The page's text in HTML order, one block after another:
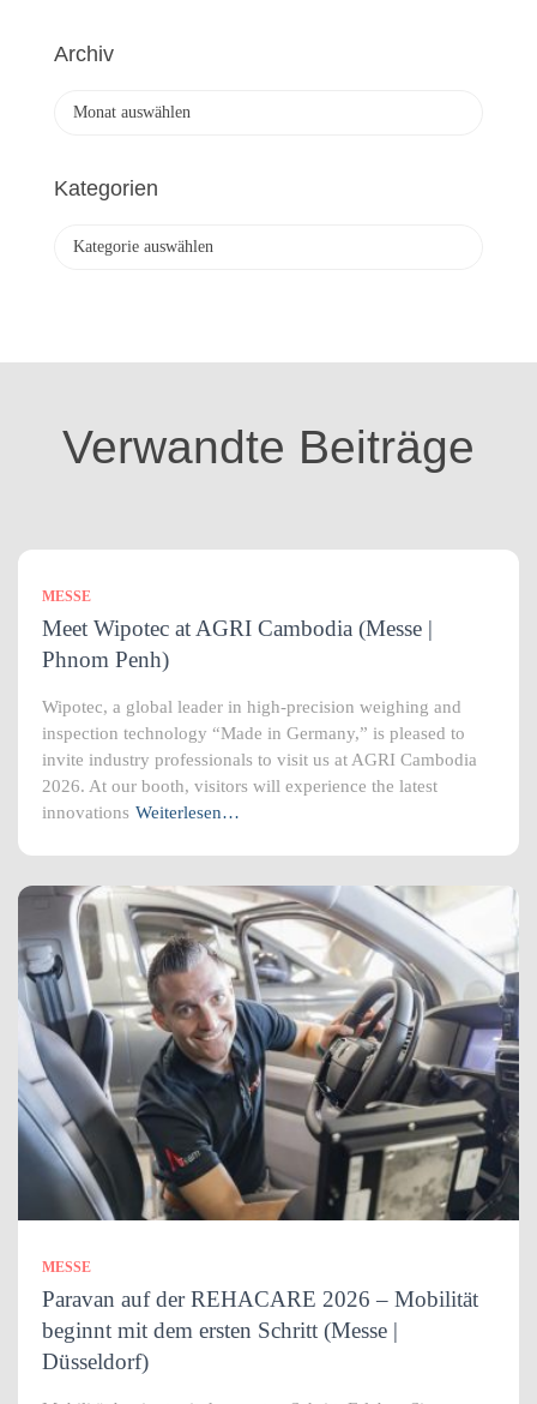
Archiv
h
Kategorien
o
Verwandte Beiträge
MESSE
Meet Wipotec at AGRI Cambodia (Messe |
Phnom Penh)
Wipotec, a global leader in high-precision weighing and
inspection technology “Made in Germany,” is pleased to
invite industry professionals to visit us at AGRI Cambodia
2026. At our booth, visitors will experience the latest
innovations Weiterlesen…
MESSE
Paravan auf der REHACARE 2026 – Mobilität
beginnt mit dem ersten Schritt (Messe |
Düsseldorf)